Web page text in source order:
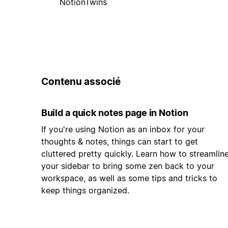
Contenu associé
Build a quick notes page in Notion
If you're using Notion as an inbox for your
thoughts & notes, things can start to get
cluttered pretty quickly. Learn how to
your sidebar to bring some zen back to your
workspace, as well as some tips and tricks to
keep things organized.